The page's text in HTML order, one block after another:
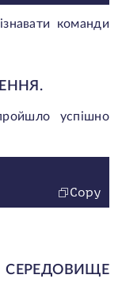
команди
успішно
Copy